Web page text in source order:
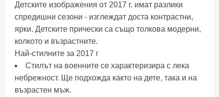
Детските изображения от 2017 г. имат разлики
спредишни сезони - изглеждат доста контрастни,
ярки. Детските прически са също толкова модерни,
колкото и възрастните.
Най-стилните за 2017 г
Стилът на военните се характеризира с лека
небрежност. Ще подхожда както на дете, така и на
възрастен мъж.